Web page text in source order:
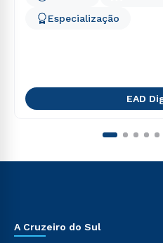
Especialização
EAD
A Cruzeiro do Sul